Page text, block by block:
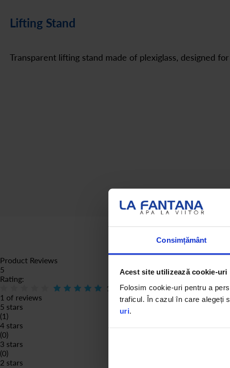
Consimțământ
Acest site utilizează cookie-uri
Folosim cookie-uri pentru a
traficul. În cazul în care alegeți
uri.
Lifting Stand
Transparent lifting stand made of plexiglass, designed
Product Reviews
5
Rating:
100% of100
1 of reviews
5 stars
(1)
4 stars
(0)
3 stars
(0)
2 stars